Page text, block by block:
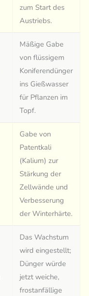
zum Start des
Austriebs.
Mäßige Gabe
von flüssigem
Koniferendünger
ins Gießwasser
für Pflanzen im
Topf.
Gabe von
Patentkali
(Kalium) zur
Stärkung der
Zellwände und
Verbesserung
der Winterhärte.
Das Wachstum
wird eingestellt;
Dünger würde
jetzt weiche,
frostanfällige